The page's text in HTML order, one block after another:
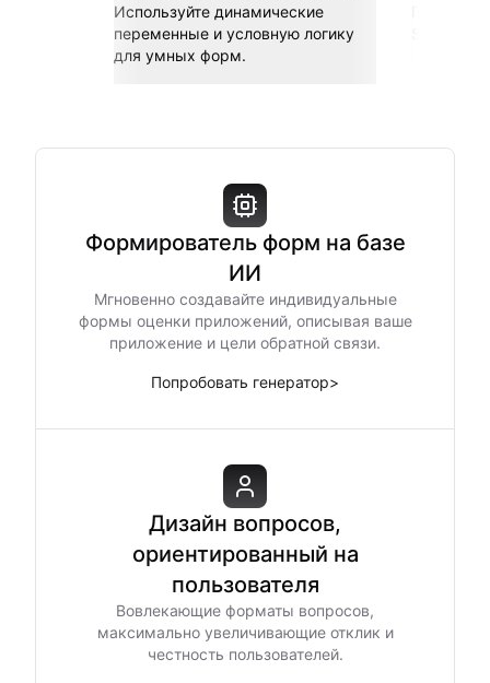
Используйте динамические
переменные и условную логику
для умных форм.
Формирователь форм на базе
ИИ
Мгновенно создавайте индивидуальные
формы оценки приложений, описывая ваше
приложение и цели обратной связи.
Попробовать генератор>
Дизайн вопросов,
ориентированный на
пользователя
Вовлекающие форматы вопросов,
максимально увеличивающие отклик и
честность пользователей.